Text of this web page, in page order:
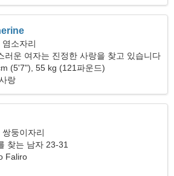
염소자리
러운 여자는 진정한 사랑을 찾고 있습니다
(5'7"), 55 kg (121파운드)
랑
쌍둥이자리
찾는 남자 23-31
Faliro